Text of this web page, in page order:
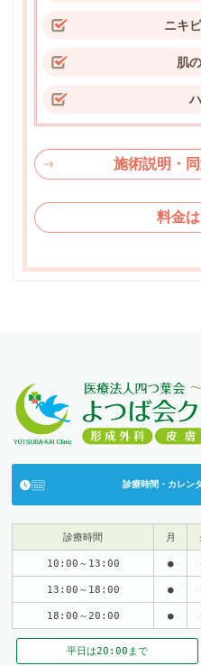
ニキ
肌
施術説明・
料金
診療時間・カレン
診療時間 月
10:00～13:00 ●
13:00～18:00 ●
18:00～20:00 ●
平日は20:00まで